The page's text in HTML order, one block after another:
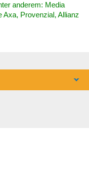
anderem: Media
Axa, Provenzial, Allianz